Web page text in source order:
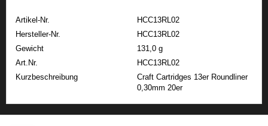
Artikel-Nr.
HCC13RL02
Hersteller-Nr.
HCC13RL02
Gewicht
131,0 g
Art.Nr.
HCC13RL02
Kurzbeschreibung
Craft Cartridges 13er Roundliner
0,30mm 20er